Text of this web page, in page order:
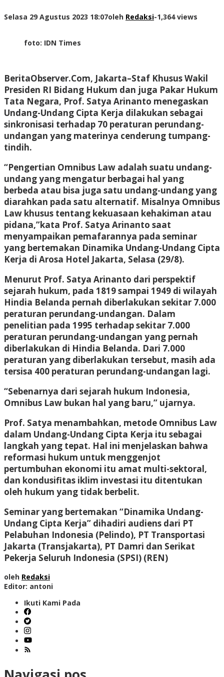
Selasa 29 Agustus 2023 18:07oleh Redaksi-1,364 views
foto: IDN Times
BeritaObserver.Com, Jakarta–Staf Khusus Wakil
Presiden RI Bidang Hukum dan juga Pakar Hukum
Tata Negara, Prof. Satya Arinanto menegaskan
Undang-Undang Cipta Kerja dilakukan sebagai
sinkronisasi terhadap 70 peraturan perundang-
undangan yang materinya cenderung tumpang-
tindih.
“Pengertian Omnibus Law adalah suatu undang-
undang yang mengatur berbagai hal yang
berbeda atau bisa juga satu undang-undang yang
diarahkan pada satu alternatif. Misalnya Omnibus
Law khusus tentang kekuasaan kehakiman atau
pidana,”kata Prof. Satya Arinanto saat
menyampaikan pemafarannya pada seminar
yang bertemakan Dinamika Undang-Undang Cipta
Kerja di Arosa Hotel Jakarta, Selasa (29/8).
Menurut Prof. Satya Arinanto dari perspektif
sejarah hukum, pada 1819 sampai 1949 di wilayah
Hindia Belanda pernah diberlakukan sekitar 7.000
peraturan perundang-undangan. Dalam
penelitian pada 1995 terhadap sekitar 7.000
peraturan perundang-undangan yang pernah
diberlakukan di Hindia Belanda. Dari 7.000
peraturan yang diberlakukan tersebut, masih ada
tersisa 400 peraturan perundang-undangan lagi.
“Sebenarnya dari sejarah hukum Indonesia,
Omnibus Law bukan hal yang baru,” ujarnya.
Prof. Satya menambahkan, metode Omnibus Law
dalam Undang-Undang Cipta Kerja itu sebagai
langkah yang tepat. Hal ini menjelaskan bahwa
reformasi hukum untuk menggenjot
pertumbuhan ekonomi itu amat multi-sektoral,
dan kondusifitas iklim investasi itu ditentukan
oleh hukum yang tidak berbelit.
Seminar yang bertemakan “Dinamika Undang-
Undang Cipta Kerja” dihadiri audiens dari PT
Pelabuhan Indonesia (Pelindo), PT Transportasi
Jakarta (Transjakarta), PT Damri dan Serikat
Pekerja Seluruh Indonesia (SPSI) (REN)
oleh Redaksi
Editor: antoni
Ikuti Kami Pada